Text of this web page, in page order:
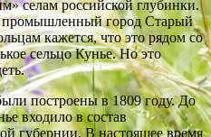
селам российской глубинки.
город Старый
кажется, что это рядом со
сельцо Кунье. Но это
построены в 1809 году. До
входило в состав
губернии. В настоящее время